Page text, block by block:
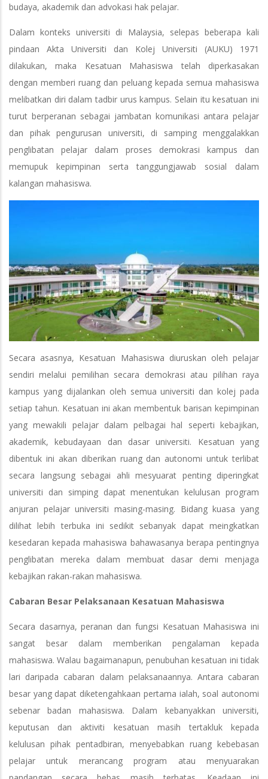
budaya, akademik dan advokasi hak pelajar.
Dalam konteks universiti di Malaysia, selepas beberapa kali
pindaan Akta Universiti dan Kolej Universiti (AUKU) 1971
dilakukan, maka Kesatuan Mahasiswa telah diperkasakan
dengan memberi ruang dan peluang kepada semua mahasiswa
melibatkan diri dalam tadbir urus kampus. Selain itu kesatuan ini
turut berperanan sebagai jambatan komunikasi antara pelajar
dan pihak pengurusan universiti, di samping menggalakkan
penglibatan pelajar dalam proses demokrasi kampus dan
memupuk kepimpinan serta tanggungjawab sosial dalam
kalangan mahasiswa.
Secara asasnya, Kesatuan Mahasiswa diuruskan oleh pelajar
sendiri melalui pemilihan secara demokrasi atau pilihan raya
kampus yang dijalankan oleh semua universiti dan kolej pada
setiap tahun. Kesatuan ini akan membentuk barisan kepimpinan
yang mewakili pelajar dalam pelbagai hal seperti kebajikan,
akademik, kebudayaan dan dasar universiti. Kesatuan yang
dibentuk ini akan diberikan ruang dan autonomi untuk terlibat
secara langsung sebagai ahli mesyuarat penting diperingkat
universiti dan simping dapat menentukan kelulusan program
anjuran pelajar universiti masing-masing. Bidang kuasa yang
dilihat lebih terbuka ini sedikit sebanyak dapat meingkatkan
kesedaran kepada mahasiswa bahawasanya berapa pentingnya
penglibatan mereka dalam membuat dasar demi menjaga
kebajikan rakan-rakan mahasiswa.
Cabaran Besar Pelaksanaan Kesatuan Mahasiswa
Secara dasarnya, peranan dan fungsi Kesatuan Mahasiswa ini
sangat besar dalam memberikan pengalaman kepada
mahasiswa. Walau bagaimanapun, penubuhan kesatuan ini tidak
lari daripada cabaran dalam pelaksanaannya. Antara cabaran
besar yang dapat diketengahkaan pertama ialah, soal autonomi
sebenar badan mahasiswa. Dalam kebanyakkan universiti,
keputusan dan aktiviti kesatuan masih tertakluk kepada
kelulusan pihak pentadbiran, menyebabkan ruang kebebasan
pelajar untuk merancang program atau menyuarakan